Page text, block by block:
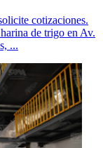
cotizaciones.
de trigo en Av.
...